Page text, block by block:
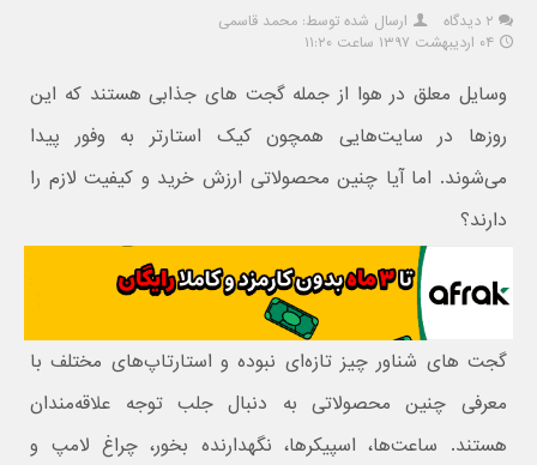
۲ دیدگاه
ارسال شده توسط: محمد قاسمی
۰۴ اردیبهشت ۱۳۹۷ ساعت ۱۱:۲۰
وسایل معلق در هوا از جمله گجت های جذابی هستند که این
روزها در سایت‌هایی همچون کیک استارتر به وفور پیدا
می‌شوند. اما آیا چنین محصولاتی ارزش خرید و کیفیت لازم را
دارند؟
گجت های شناور چیز تازه‌ای نبوده و استارتاپ‌های مختلف با
معرفی چنین محصولاتی به دنبال جلب توجه علاقه‌مندان
هستند. ساعت‌ها، اسپیکرها، نگهدارنده بخور، چراغ لامپ و